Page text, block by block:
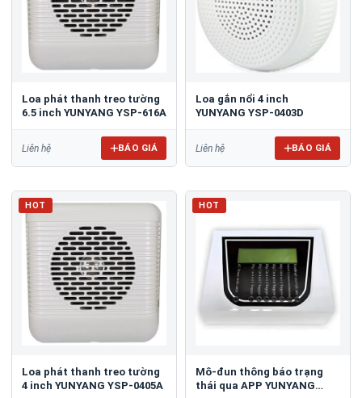
Loa phát thanh treo tường
6.5 inch YUNYANG YSP-616A
Liên hệ BÁO GIÁ
Loa gắn nổi 4 inch
YUNYANG YSP-0403D
Liên hệ BÁO GIÁ
HOT
Loa phát thanh treo tường
4 inch YUNYANG YSP-0405A
HOT
Mô-đun thông báo trạng
thái qua APP YUNYANG